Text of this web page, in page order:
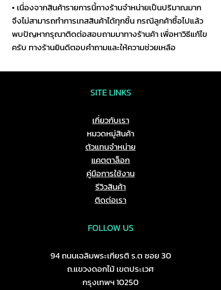
• เนื่องจากสินค้ารายการนี้ทางร้านจำหน่ายเป็นปริมาณมาก
จึงไม่สามารถทำการเทสสินค้าได้ทุกชิ้น กรณีลูกค้าซื้อไปแล้ว
พบปัญหากรุณาติดต่อสอบถามมาทางร้านค้า เพื่อหาวิธีแก้ไข
ครับ ทางร้านยินดีตอบคำถามและให้ความช่วยเหลือ
SITE LINKS
เกี่ยวกับเรา
หมวดหมู่สินค้า
ตัวแทนจำหน่าย
แคตตาล็อก
คู่มือการใช้งาน
รีวิวสินค้า
ติดต่อเรา
FOLLOW US
94 ถนนเฉลิมพระเกียรติ ร.ต ซอย 30
ถ.แขวงดอกไม้ เขตประเวศ
กรุงเทพฯ 10250